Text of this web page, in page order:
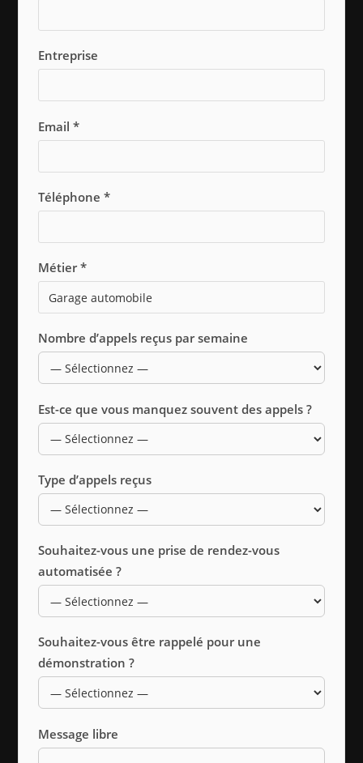
Entreprise
Email *
Téléphone *
Métier *
Nombre d’appels reçus par semaine
Est-ce que vous manquez souvent des appels ?
Type d’appels reçus
Souhaitez-vous une prise de rendez-vous
automatisée ?
Souhaitez-vous être rappelé pour une
démonstration ?
Message libre